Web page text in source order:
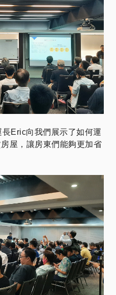
Eric向我們展示了如何運
屋，讓房東們能夠更加省